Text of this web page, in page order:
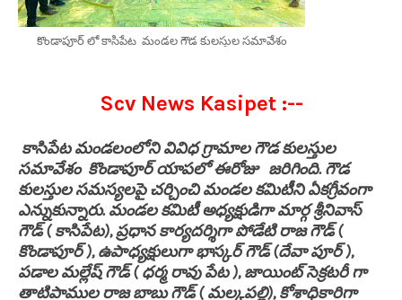
కొండాపూర్ లో కాసిపేట మండల గౌడ కులస్తుల సమావేశం
Scv News Kasipet :--
కాసిపేట మండలంలోని వివిధ గ్రామాల గౌడ కులస్తుల
సమావేశం కొండాపూర్ యాపలో ఈరోజు జరిగింది. గౌడ
కులస్తుల సమస్యలపై చర్చించి మండల కమిటీని ఏకగ్రీవంగా
ఎన్నుకున్నారు. మండల కమిటీ అధ్యక్షుడిగా మార్గ శ్రీనివాస్
గౌడ్ ( కాసిపేట), ప్రధాన కార్యదర్శిగా పోడేటి రాజ గౌడ్ (
కొండాపూర్ ), ఉపాధ్యక్షులుగా భాస్కర్ గౌడ్ (దేవా పూర్ ),
పడాల మల్లేష్ గౌడ్ ( ధర్మ రావు పేట ), జాయింట్ సెక్రటరీ గా
తాటిపాముల రాజ బాబు గౌడ్ ( మల్కపల్లి), కోశాధికారిగా